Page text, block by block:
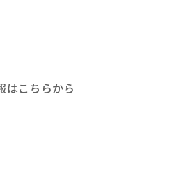
はこちらから